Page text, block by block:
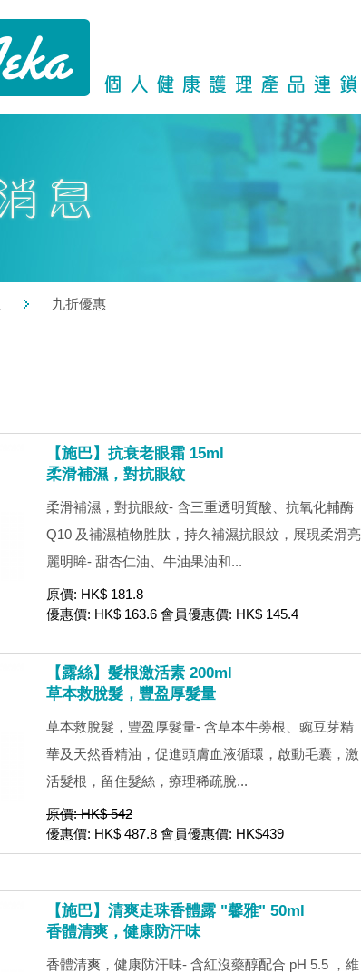
九折優惠
【施巴】抗衰老眼霜 15ml
柔滑補濕，對抗眼紋
柔滑補濕，對抗眼紋- 含三重透明質酸、抗氧化輔酶
Q10 及補濕植物胜肽，持久補濕抗眼紋，展現柔滑亮
麗明眸- 甜杏仁油、牛油果油和...
原價: HK$ 181.8
優惠價: HK$ 163.6 會員優惠價: HK$ 145.4
【露絲】髮根激活素 200ml
草本救脫髮，豐盈厚髮量
草本救脫髮，豐盈厚髮量- 含草本牛蒡根、豌豆芽精
華及天然香精油，促進頭膚血液循環，啟動毛囊，激
活髮根，留住髮絲，療理稀疏脫...
原價: HK$ 542
優惠價: HK$ 487.8 會員優惠價: HK$439
【施巴】清爽走珠香體露 "馨雅" 50ml
香體清爽，健康防汗味
香體清爽，健康防汗味- 含紅沒藥醇配合 pH 5.5 ，維